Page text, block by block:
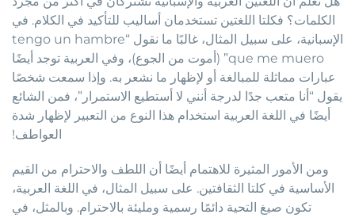
الكلمات؟ فكلتا اللغتين تستخدمان أساليب للتأكيد في الكلام. في
الإسبانية، على سبيل المثال، غالبًا ما نقول “tengo un hambre
que me muero” (أموت من الجوع)، وفي العربية توجد أيضًا
عبارات مماثلة للمبالغة أو لإظهار ما نشعر به. وإذا سمعت شخصًا
يقول “أنا متعب جدًا لدرجة أنني لا أستطيع الاستمرار”، فمن الشائع
أيضًا في اللغة العربية استخدام هذا النوع من التعبير لإظهار شدة
العواطف!
ومن الأمور المثيرة للاهتمام أيضًا أن اللطف والاحترام من القيم
الأساسية في كلتا الثقافتين. على سبيل المثال، في اللغة العربية،
تكون صيغ التحية دائمًا رسمية ومليئة بالاحترام. وبالمثل، في